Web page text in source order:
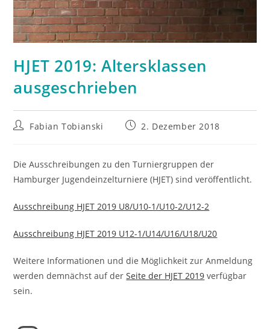
HJET 2019: Altersklassen
ausgeschrieben
Beitrags-
Fabian Tobianski
Beitrag2. Dezember 2018
Die Ausschreibungen zu den Turniergruppen der
Hamburger Jugendeinzelturniere (HJET) sind veröffentlicht.
Ausschreibung HJET 2019 U8/U10-1/U10-2/U12-2
Ausschreibung HJET 2019 U12-1/U14/U16/U18/U20
Weitere Informationen und die Möglichkeit zur Anmeldung
werden demnächst auf derSeite der HJET 2019 verfügbar
sein.